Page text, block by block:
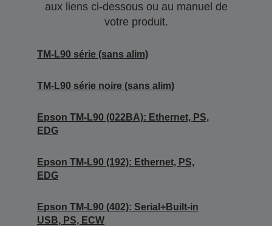
aux liens ci-dessous ou au manuel de
votre produit.
TM-L90 série (sans alim)
TM-L90 série noire (sans alim)
Epson TM-L90 (022BA): Ethernet, PS,
EDG
Epson TM-L90 (192): Ethernet, PS,
EDG
Epson TM-L90 (402): Serial+Built-in
USB, PS, ECW